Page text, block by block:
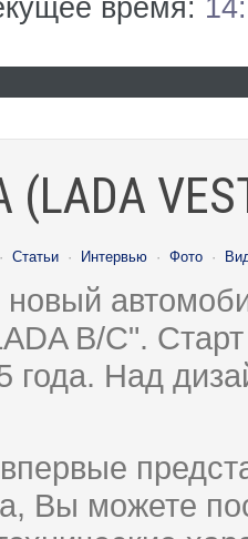
время:
· Статьи · Интервью · Фото ·
новый
B/C".
года. Над
Вы можете